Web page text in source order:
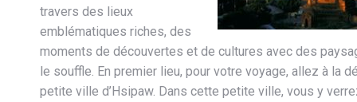
travers des lieux
emblématiques riches, des
moments de découvertes et de cultures avec des
le souffle. En premier lieu, pour votre voyage, allez à la
petite ville d’Hsipaw. Dans cette petite ville, vous y